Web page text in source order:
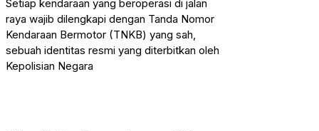
Setiap kendaraan yang beroperasi di jalan
raya wajib dilengkapi dengan Tanda Nomor
Kendaraan Bermotor (TNKB) yang sah,
sebuah identitas resmi yang diterbitkan oleh
Kepolisian Negara